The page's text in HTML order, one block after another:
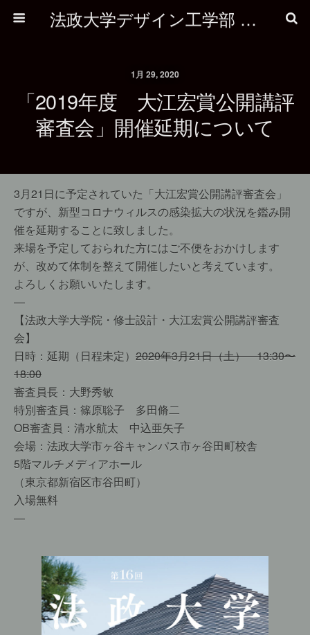
法政大学デザイン工学部 建築学科
1月 29, 2020
「2019年度 大江宏賞公開講評
審査会」開催延期について
3月21日に予定されていた「大江宏賞公開講評審査会」
ですが、新型コロナウィルスの感染拡大の状況を鑑み開
催を延期することに致しました。
来場を予定しておられた方にはご不便をおかけします
が、改めて体制を整えて開催したいと考えています。
よろしくお願いいたします。
—
【法政大学大学院・修士設計・大江宏賞公開講評審査
会】
日時：延期（日程未定） 2020年3月21日（土） 13:30〜
18:00
審査員長：大野秀敏
特別審査員：篠原聡子 多田脩二
OB審査員：清水航太 中込亜矢子
会場：法政大学市ヶ谷キャンパス市ヶ谷田町校舎
5階マルチメディアホール
（東京都新宿区市谷田町）
入場無料
—